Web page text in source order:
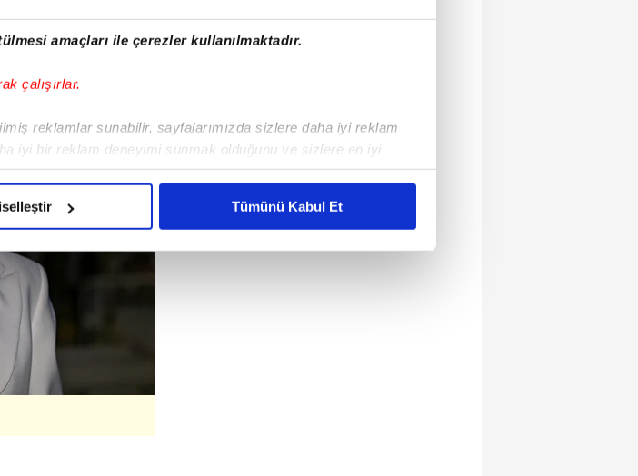
amaçları ile çerezler kullanılmaktadır.
çalışırlar.
reklamlar sunabilir, sayfalarımızda sizlere daha iyi reklam
iyi bir reklam deneyimi sunmak olduğunu ve sizlere en iyi
ve bu noktada, reklamların maliyetlerimizi karşılamak
kendimize ve üçüncü kişilere ait çerezler kullanılmaktadır. Bu
olan çerezler bilgi toplumu hizmetlerinin sunulması
kılınması ve kişiselleştirilmesi ve sizlere yönelik
olarak açık rızanız dahilinde kullanılacaktır.
belirleyebilirsiniz. Çerezlere ilişkin detaylı bilgi için Ayarlar
Aydınlatma Metnimizi okumak ve sitemizde ilgili
Tümünü Kabul Et